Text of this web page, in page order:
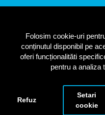
Folosim cookie-uri
conținutul disponibil pe
oferi funcționalităti
pentru a analiza
Refuz
Setari
cookie
InfinityRun © 2026 Toate